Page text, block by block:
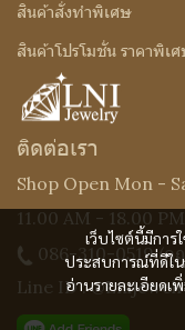
เว็บไซต์นี้มีกา
ประสบการณ์ที่ดีใน
อ่านรายละเอียดเ
สินค้าสั่งทำพิเศษ
สินค้าโปรโมชั่น ราคาพิเ
ติดต่อเรา
Shop Open Mon -
11.00 AM - 18.00 PM
086-310-0519(คุ
Line ID :